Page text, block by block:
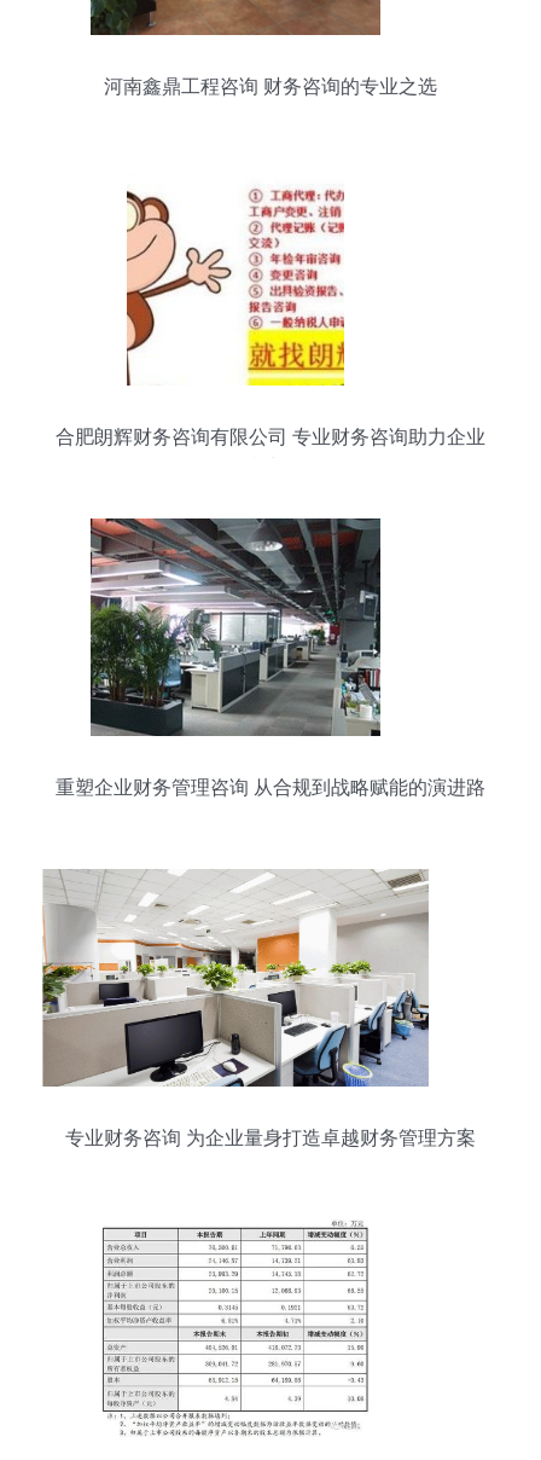
河南鑫鼎工程咨询 财务咨询的专业之选
合肥朗辉财务咨询有限公司 专业财务咨询助力企业
重塑企业财务管理咨询 从合规到战略赋能的演进路
专业财务咨询 为企业量身打造卓越财务管理方案